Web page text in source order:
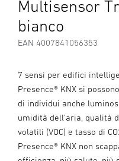
Multisensor
bianco
EAN 4007841056353
7 sensi per edifici
Presence® KNX si
di individui anche
umidità dell'aria, qualità
volatili (VOC) e tasso di
Presence® KNX non